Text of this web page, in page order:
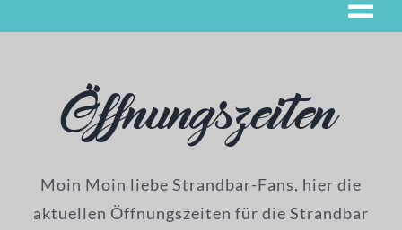
Getränke & Speisen
Location
Öffnungszeiten
Moin Moin liebe Strandbar-Fans, hier die
aktuellen Öffnungszeiten für die Strandbar